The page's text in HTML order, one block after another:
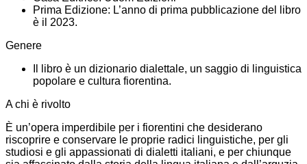
Prima Edizione: L’anno di prima pubblicazione del libro
è il 2023.
Genere
Il libro è un dizionario dialettale, un saggio di linguistica
popolare e cultura fiorentina.
A chi è rivolto
È un’opera imperdibile per i fiorentini che desiderano
riscoprire e conservare le proprie radici linguistiche, per gli
studiosi e gli appassionati di dialetti italiani, e per chiunque